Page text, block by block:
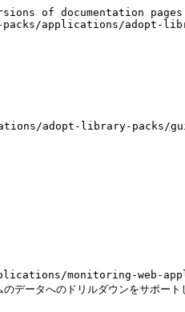
of documentation
applications/adopt-
adopt-library-packs/
monitoring-web-
データへのドリルダウンをサポート